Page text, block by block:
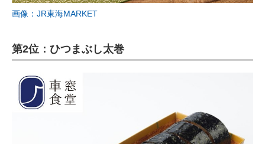
画像：JR東海MARKET
第2位：ひつまぶし太巻